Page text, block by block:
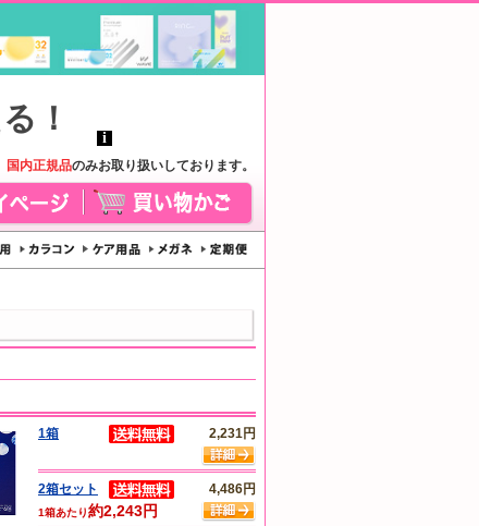
国内正規品のみお取り扱いしております。
1箱 2,231円
2箱セット 4,486円
1箱あたり約2,243円